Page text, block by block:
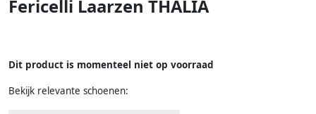
Fericelli Laarzen THALIA
Dit product is momenteel niet op voorraad
Bekijk relevante schoenen: